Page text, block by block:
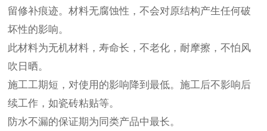
留修补痕迹。材料无腐蚀性，不会对原结构产生任何破
坏性的影响。
此材料为无机材料，寿命长，不老化，耐摩擦，不怕风
吹日晒。
施工工期短，对使用的影响降到最低。施工后不影响后
续工作，如瓷砖粘贴等。
防水不漏的保证期为同类产品中最长。